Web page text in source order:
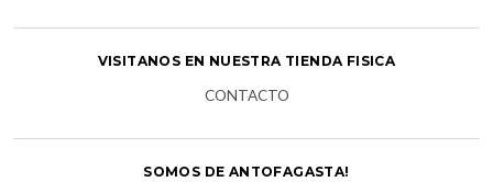
VISITANOS EN NUESTRA TIENDA FISICA
CONTACTO
SOMOS DE ANTOFAGASTA!